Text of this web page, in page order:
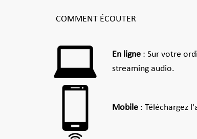
COMMENT ÉCOUTER
En ligne : Sur votre
streaming audio.
Mobile : Téléchargez